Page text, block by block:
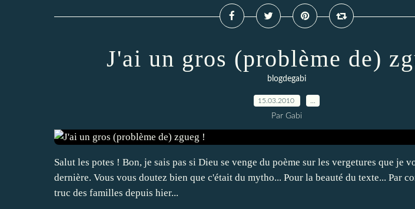
J'ai un gros (problème de)
blogdegabi
15.03.2010
Par Gabi
Salut les potes ! Bon, je sais pas si Dieu se venge du poème sur les vergetures que je
dernière. Vous vous doutez bien que c'était du mytho... Pour la beauté du texte... Par
truc des familles depuis hier...